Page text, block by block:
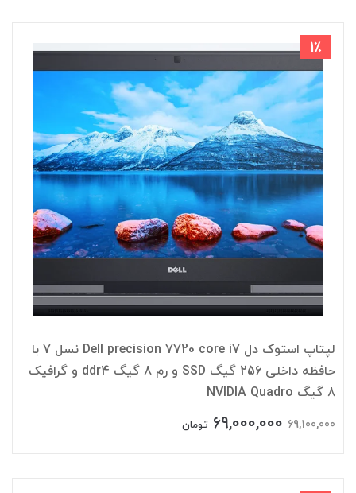
1٪
لپتاپ استوک دل Dell precision 7720 core i7 نسل 7 با
حافظه داخلی 256 گیگ SSD و رم 8 گیگ ddr4 و گرافیک
8 گیگ NVIDIA Quadro
69,100,000
69,000,000 تومان